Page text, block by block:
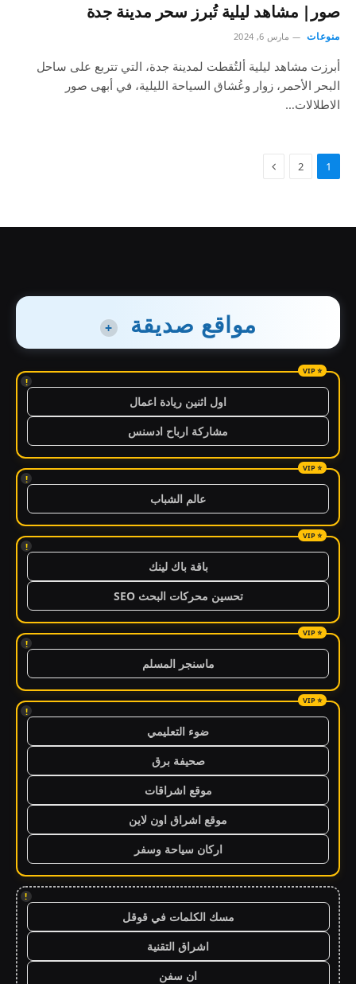
صور| مشاهد ليلية تُبرز سحر مدينة جدة
منوعات مارس 6, 2024
أبرزت مشاهد ليلية ألتُقطت لمدينة جدة، التي تتربع على ساحل
البحر الأحمر، زوار وعُشاق السياحة الليلية، في أبهى صور
الاطلالات…
1
2
مواقع صديقة +
!
اول اثنين ريادة اعمال
مشاركة ارباح ادسنس
!
عالم الشباب
!
باقة باك لينك
تحسين محركات البحث SEO
!
ماسنجر المسلم
!
ضوء التعليمي
صحيفة برق
موقع اشراقات
موقع اشراق اون لاين
اركان سياحة وسفر
!
مسك الكلمات في قوقل
اشراق التقنية
ان سفن